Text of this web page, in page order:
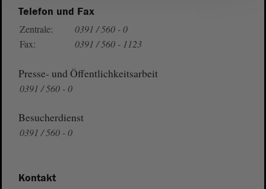
Telefon und Fax
Zentrale:
0391 / 560 - 0
Fax:
0391 / 560 - 1123
Presse- und Öffentlichkeitsarbeit
0391 / 560 - 0
Besucherdienst
0391 / 560 - 0
Kontakt